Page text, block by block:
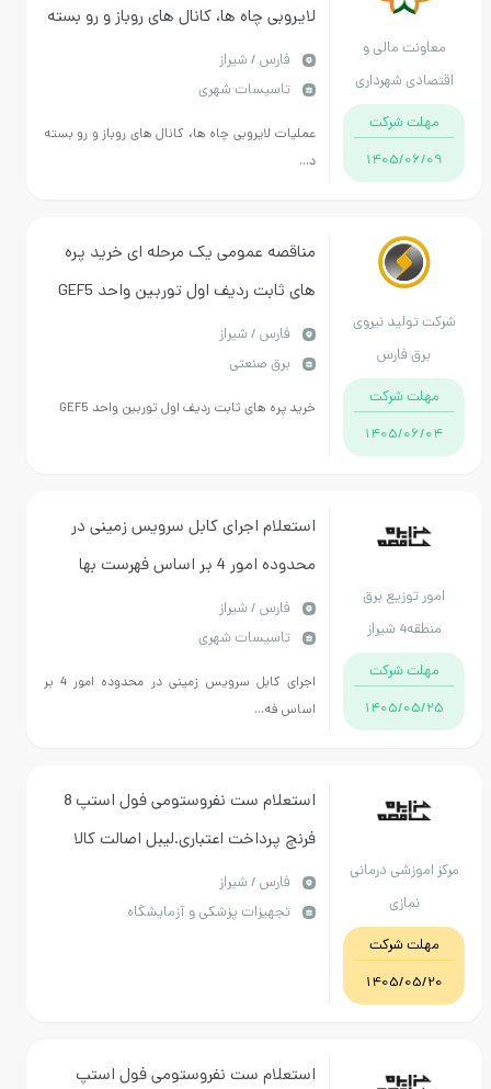
مالی و
شهرداری
شیراز
شرکت
1405/
لایروبی چاه ها، کانال های روباز و رو بسته
در سطح شهرداری منطقه هشت
فارس / شیراز
تاسیسات شهری
عملیات لایروبی چاه ها، کانال های روباز و رو بسته
د...
نیروی
شرکت
1405/
مناقصه عمومی یک مرحله ای خرید پره
های ثابت ردیف اول توربین واحد GEF5
فارس / شیراز
برق صنعتی
خرید پره های ثابت ردیف اول توربین واحد GEF5
توزیع برق
شرکت
1405/
استعلام اجرای کابل سرویس زمینی در
محدوده امور 4 بر اساس فهرست بها
ضریب 3/15 می باشد .
فارس / شیراز
تاسیسات شهری
اجرای کابل سرویس زمینی در محدوده امور 4 بر
اساس فه...
درمانی
شرکت
1405/
استعلام ست نفروستومی فول استپ 8
فرنچ پرداخت اعتباری.لیبل اصالت کالا
بصورت فعال الزامی.تاریخ انقضا بلند
مدت.تاییدیه از بخش الزامی
میباشد.IMED و IRC معتبر
فارس / شیراز
تجهیزات پزشکی و آزمایشگاه
استعلام ست نفروستومی فول استپ